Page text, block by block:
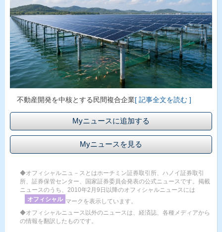
不動産開発を中核とする民間複合企業[ 記事全文を読む ]
Myニュースに追加する
Myニュースを見る
◆オフィシャルニュ－スとはホーチミン証券取引所、ハノイ証券取引
所、証券保管センター、国家証券委員会発表の公式ニュースです。掲載
ニュースのうち、2010年2月9日以降のオフィシャルニュースには
オフィシャル マークを表示しています。
◆オフィシャルニュース以外のニュースは、経済誌、各種メディアから
の情報を翻訳したものです。